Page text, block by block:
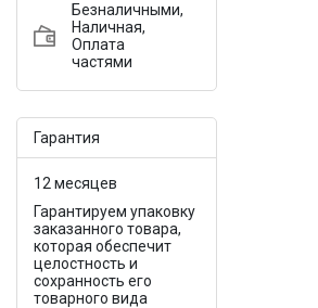
Безналичными,
Наличная,
Оплата
частями
Гарантия
12 месяцев
Гарантируем упаковку
заказанного товара,
которая обеспечит
целостность и
сохранность его
товарного вида